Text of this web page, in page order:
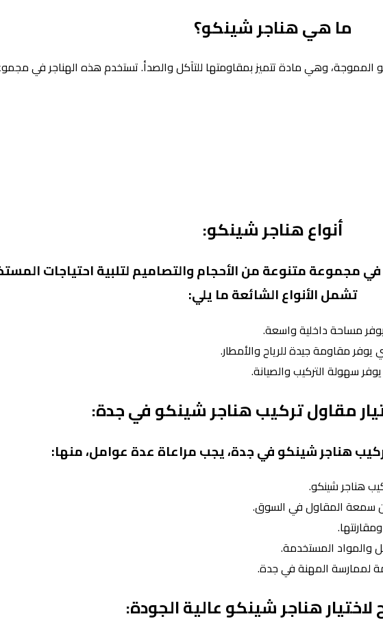
ما هي هناجر شينكو؟
وهي مادة تتميز بمقاومتها للتآكل والصدأ. تستخدم هذه الهناجر في
أنواع هناجر شينكو:
مجموعة متنوعة من الأحجام والتصاميم لتلبية احتياجات
تشمل الأنواع الشائعة ما يلي:
مساحة داخلية واسعة.
يوفر مقاومة جيدة للرياح والأمطار.
سهولة التركيب والصيانة.
مقاول تركيب هناجر شينكو في جدة:
هناجر شينكو في جدة، يجب مراعاة عدة عوامل، منها:
هناجر شينكو.
من سمعة المقاول في السوق.
والمواد المستخدمة.
لممارسة المهنة في جدة.
لاختيار هناجر شينكو عالية الجودة: